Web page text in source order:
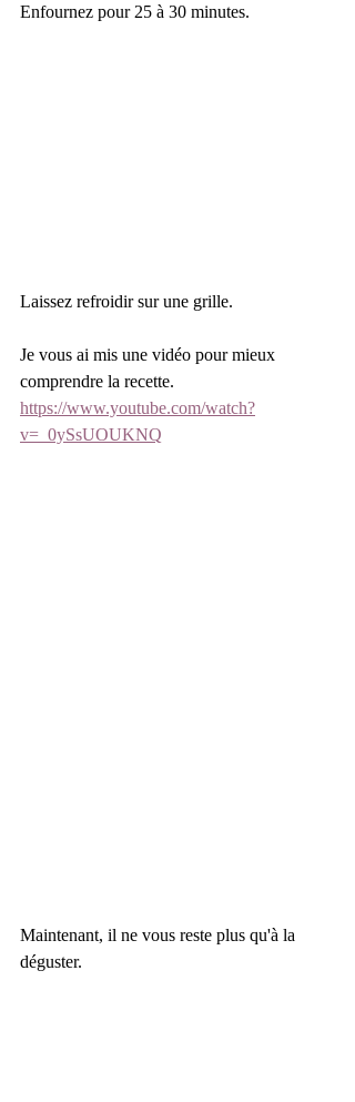
Enfournez pour 25 à 30 minutes.
Laissez refroidir sur une grille.
Je vous ai mis une vidéo pour mieux
comprendre la recette.
https://www.youtube.com/watch?
v=_0ySsUOUKNQ
Maintenant, il ne vous reste plus qu'à la
déguster.